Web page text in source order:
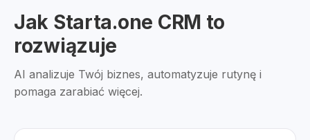
Jak Starta.one CRM to
rozwiązuje
AI analizuje Twój biznes, automatyzuje rutynę i
pomaga zarabiać więcej.